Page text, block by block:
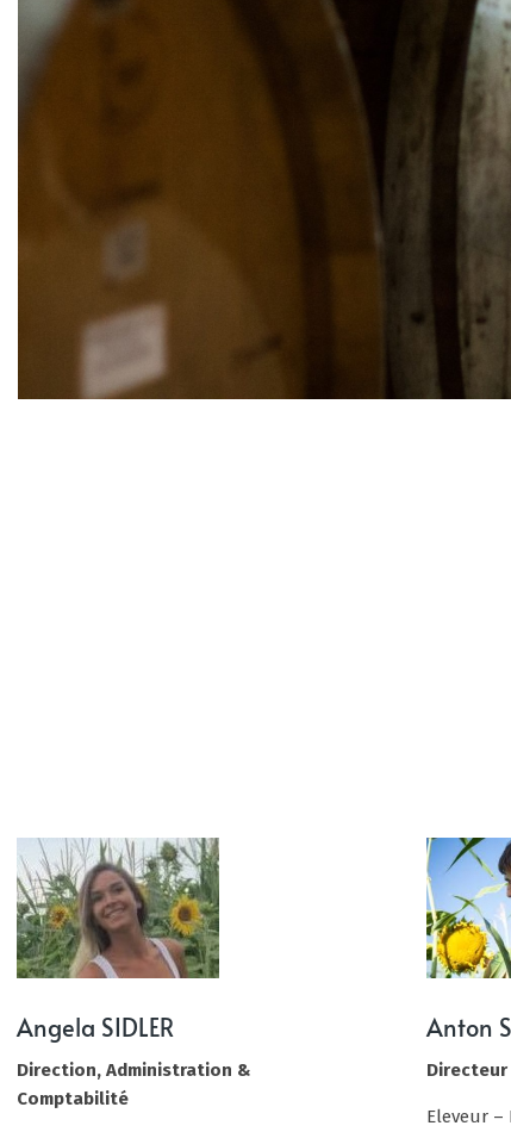
Angela SIDLER
Direction, Administration &
Comptabilité
Anton
Eleveur